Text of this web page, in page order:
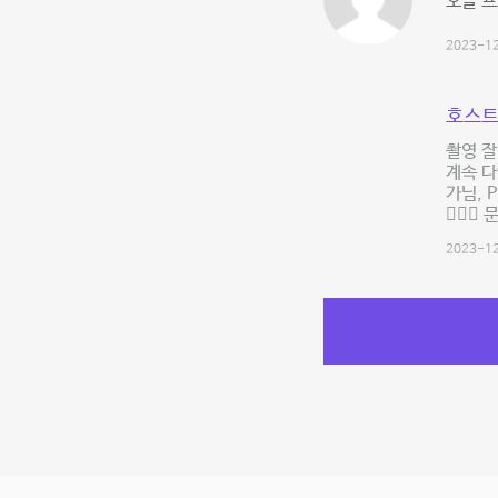
2023-
호스
촬영
계속
가님,
🙇🏻‍♂️
2023-